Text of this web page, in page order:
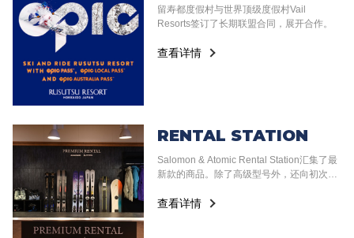
留寿都度假村与世界顶级度假村Vail
Resorts签订了长期联盟合同，展开合作。
查看详情
RENTAL STATION
Salomon & Atomic Rental Station汇集了最
新款的商品。除了高级型号外，还向初次挑
查看详情